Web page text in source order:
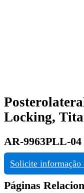
Locking,
AR-9963PLL-04
Solicite informação
Páginas